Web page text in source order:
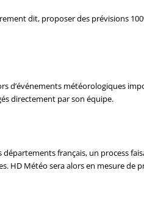
dit, proposer des prévisions
d’événements météorologiques
directement par son équipe.
français, un process
Météo sera alors en mesure de